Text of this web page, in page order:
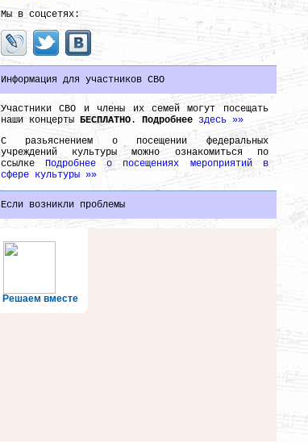
Мы в соцсетях:
Информация для участников СВО
Участники СВО и члены их семей могут посещать
наши концерты БЕСПЛАТНО. Подробнее здесь »»
С разьяснением о посещении федеральных
учреждений культуры можно ознакомиться по
ссылке Подробнее о посещениях мероприятий в
сфере культуры »»
Если возникли проблемы
Решаем вместе